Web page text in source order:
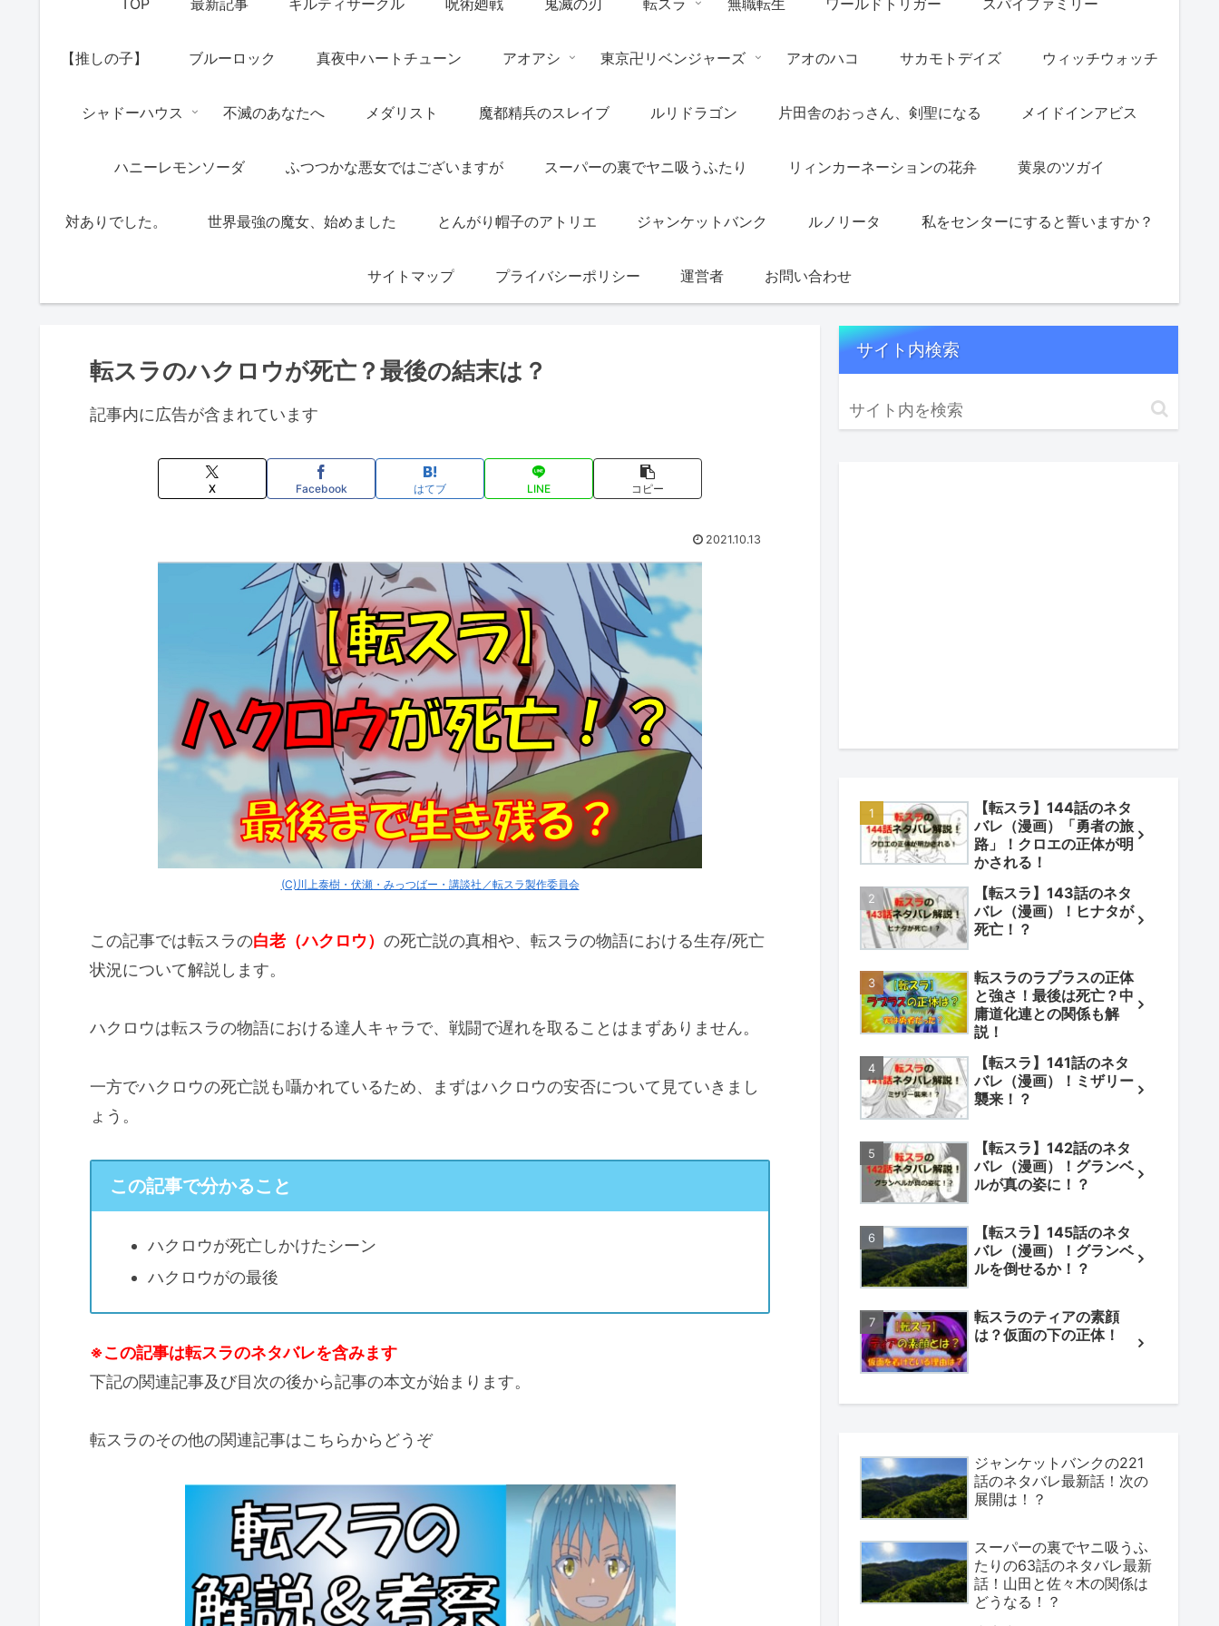
【推しの子】 ブルーロック 真夜中ハートチューン アオアシ 東京卍リベンジャーズ アオのハコ サカモトデイズ ウィッチウォッチ
シャドーハウス 不滅のあなたへ メダリスト 魔都精兵のスレイブ ルリドラゴン 片田舎のおっさん、剣聖になる メイドインアビス
ハニーレモンソーダ ふつつかな悪女ではございますが スーパーの裏でヤニ吸うふたり リィンカーネーションの花弁 黄泉のツガイ
対ありでした。 世界最強の魔女、始めました とんがり帽子のアトリエ ジャンケットバンク ルノリータ 私をセンターにすると誓いますか？
サイトマップ プライバシーポリシー 運営者 お問い合わせ
転スラのハクロウが死亡？最後の結末は？
記事内に広告が含まれています
X Facebook はてブ LINE コピー
2021.10.13
(C)川上泰樹・伏瀬・みっつばー・講談社／転スラ製作委員会
この記事では転スラの白老（ハクロウ） の死亡説の真相や、転スラの物語における生存/死亡
状況について解説します。
ハクロウは転スラの物語における達人キャラで、戦闘で遅れを取ることはまずありません。
一方でハクロウの死亡説も囁かれているため、まずはハクロウの安否について見ていきまし
ょう。
この記事で分かること
ハクロウが死亡しかけたシーン
ハクロウがの最後
※この記事は転スラのネタバレを含みます
下記の関連記事及び目次の後から記事の本文が始まります。
転スラのその他の関連記事はこちらからどうぞ
サイト内検索
【転スラ】144話のネタ
バレ（漫画）「勇者の旅
路」！クロエの正体が明
かされる！
【転スラ】143話のネタ
バレ（漫画）！ヒナタが
死亡！？
転スラのラプラスの正体
と強さ！最後は死亡？中
庸道化連との関係も解
説！
【転スラ】141話のネタ
バレ（漫画）！ミザリー
襲来！？
【転スラ】142話のネタ
バレ（漫画）！グランベ
ルが真の姿に！？
【転スラ】145話のネタ
バレ（漫画）！グランベ
ルを倒せるか！？
転スラのティアの素顔
は？仮面の下の正体！
ジャンケットバンクの221
話のネタバレ最新話！次の
展開は！？
スーパーの裏でヤニ吸うふ
たりの63話のネタバレ最新
話！山田と佐々木の関係は
どうなる！？